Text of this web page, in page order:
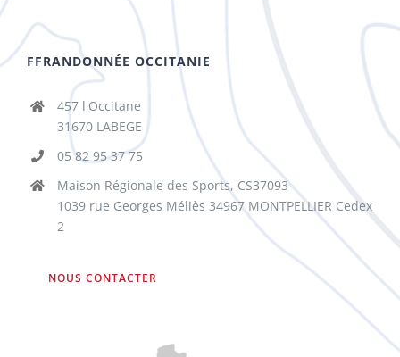
FFRANDONNÉE OCCITANIE
457 l'Occitane
31670 LABEGE
05 82 95 37 75
Maison Régionale des Sports, CS37093
1039 rue Georges Méliès 34967 MONTPELLIER Cedex
2
NOUS CONTACTER